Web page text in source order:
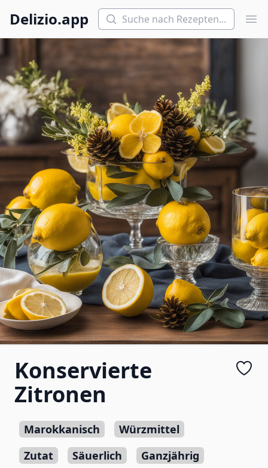
Delizio.app Suchen
Konservierte
Zitronen
Marokkanisch
Würzmittel
Zutat
Säuerlich
Ganzjährig